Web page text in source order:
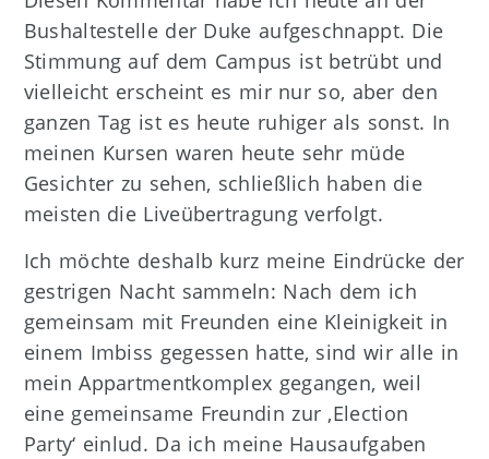
Bushaltestelle der Duke aufgeschnappt. Die
Stimmung auf dem Campus ist betrübt und
vielleicht erscheint es mir nur so, aber den
ganzen Tag ist es heute ruhiger als sonst. In
meinen Kursen waren heute sehr müde
Gesichter zu sehen, schließlich haben die
meisten die Liveübertragung verfolgt.
Ich möchte deshalb kurz meine Eindrücke der
gestrigen Nacht sammeln: Nach dem ich
gemeinsam mit Freunden eine Kleinigkeit in
einem Imbiss gegessen hatte, sind wir alle in
mein Appartmentkomplex gegangen, weil
eine gemeinsame Freundin zur ‚Election
Party‘ einlud. Da ich meine Hausaufgaben